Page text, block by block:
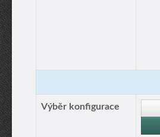
Výběr konfigurace